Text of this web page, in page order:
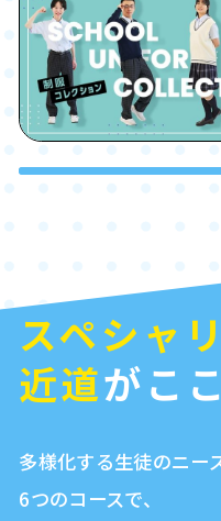
スペシャ
近道がこ
多様化する生徒のニー
6つのコースで、